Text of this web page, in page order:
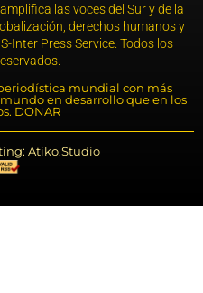
las voces del Sur y de la
derechos humanos y
Inter Press Service. Todos los
mundial con más
en desarrollo que en los
DONAR
Atiko.Studio